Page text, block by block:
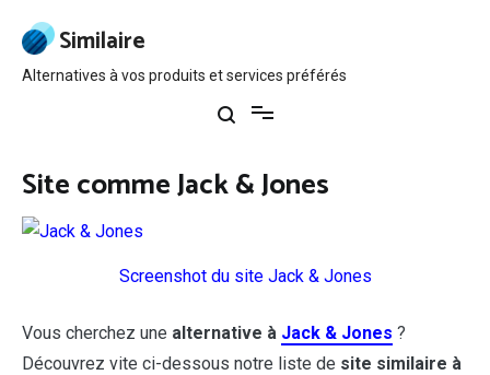
contenu Similaire
Alternatives à vos produits et services préférés
Site comme Jack & Jones
Screenshot du site Jack & Jones
Vous cherchez une alternative à Jack & Jones ?
Découvrez vite ci-dessous notre liste de site similaire à